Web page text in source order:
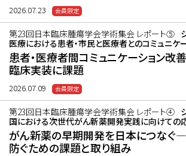
2026.07.23
第23回日本臨床腫瘍学会学術集会 レポート⑤
医療における患者・市民と医療者とのコミュニケ
患者・医療者間コミュニケーション
臨床実装に課題
2026.07.09
第23回日本臨床腫瘍学会学術集会 レポート④
国における次世代がん新薬開発実践に向けての
がん新薬の早期開発を日本につなぐ―
防ぐための課題と取り組み